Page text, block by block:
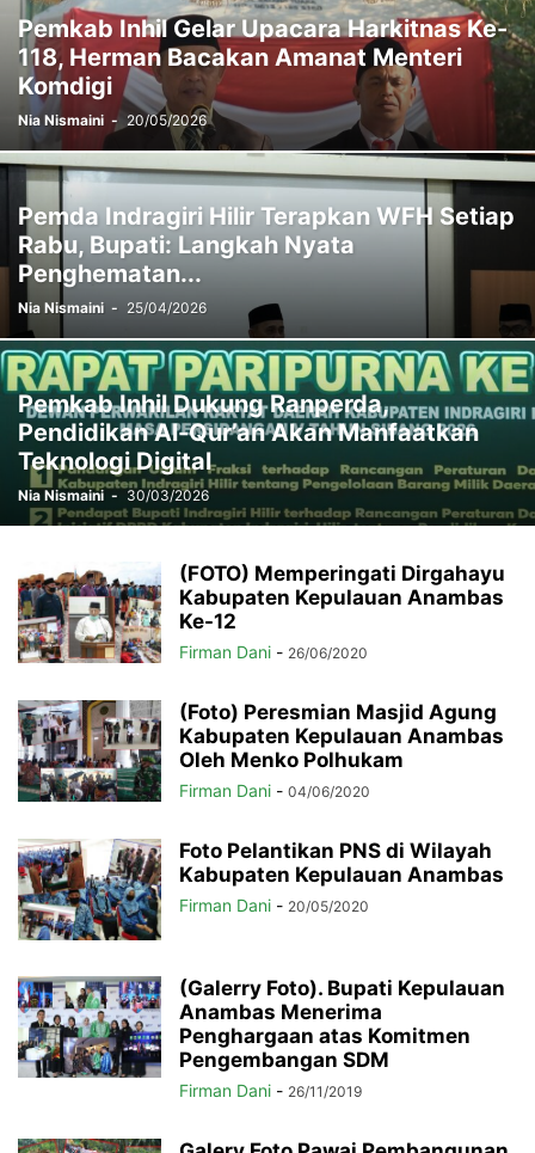
Pemkab Inhil Gelar Upacara Harkitnas Ke-
118, Herman Bacakan Amanat Menteri
Komdigi
Nia Nismaini - 20/05/2026
Pemda Indragiri Hilir Terapkan WFH Setiap
Rabu, Bupati: Langkah Nyata
Penghematan...
Nia Nismaini - 25/04/2026
Pemkab Inhil Dukung Ranperda,
Pendidikan Al-Qur’an Akan Manfaatkan
Teknologi Digital
Nia Nismaini - 30/03/2026
(FOTO) Memperingati Dirgahayu
Kabupaten Kepulauan Anambas
Ke-12
Firman Dani - 26/06/2020
(Foto) Peresmian Masjid Agung
Kabupaten Kepulauan Anambas
Oleh Menko Polhukam
Firman Dani - 04/06/2020
Foto Pelantikan PNS di Wilayah
Kabupaten Kepulauan Anambas
Firman Dani - 20/05/2020
(Galerry Foto). Bupati Kepulauan
Anambas Menerima
Penghargaan atas Komitmen
Pengembangan SDM
Firman Dani - 26/11/2019